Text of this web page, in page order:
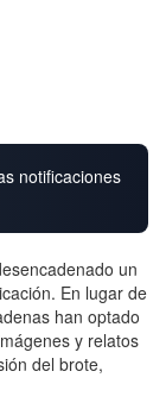
notificaciones
un
En lugar de
han optado
y relatos
del brote,